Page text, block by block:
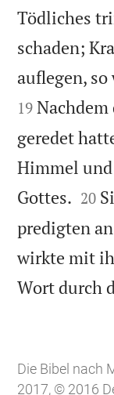
Tödliches
schaden;
auflegen,
19
geredet
Himmel
Gottes. 

20
predigten
wirkte mit
Wort durch
Die Bibel nach
2017, © 2016